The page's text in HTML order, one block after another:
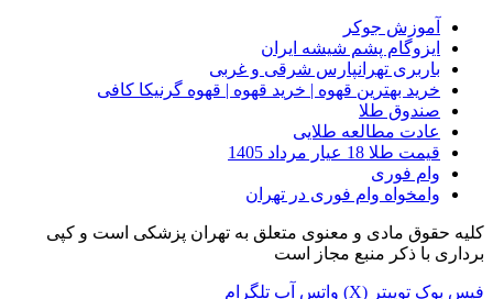
آموزش جوکر
ایزوگام پشم شیشه ایران
باربری تهرانپارس شرقی و غربی
خرید بهترین قهوه | خرید قهوه | قهوه گرنیکا کافی
صندوق طلا
عادت مطالعه طلایی
قیمت طلا 18 عیار مرداد 1405
وام فوری
وامخواه وام فوری در تهران
کلیه حقوق مادی و معنوی متعلق به تهران پزشکی است و کپی
برداری با ذکر منبع مجاز است
فیس بوک توییتر (X) واتس آپ تلگرام